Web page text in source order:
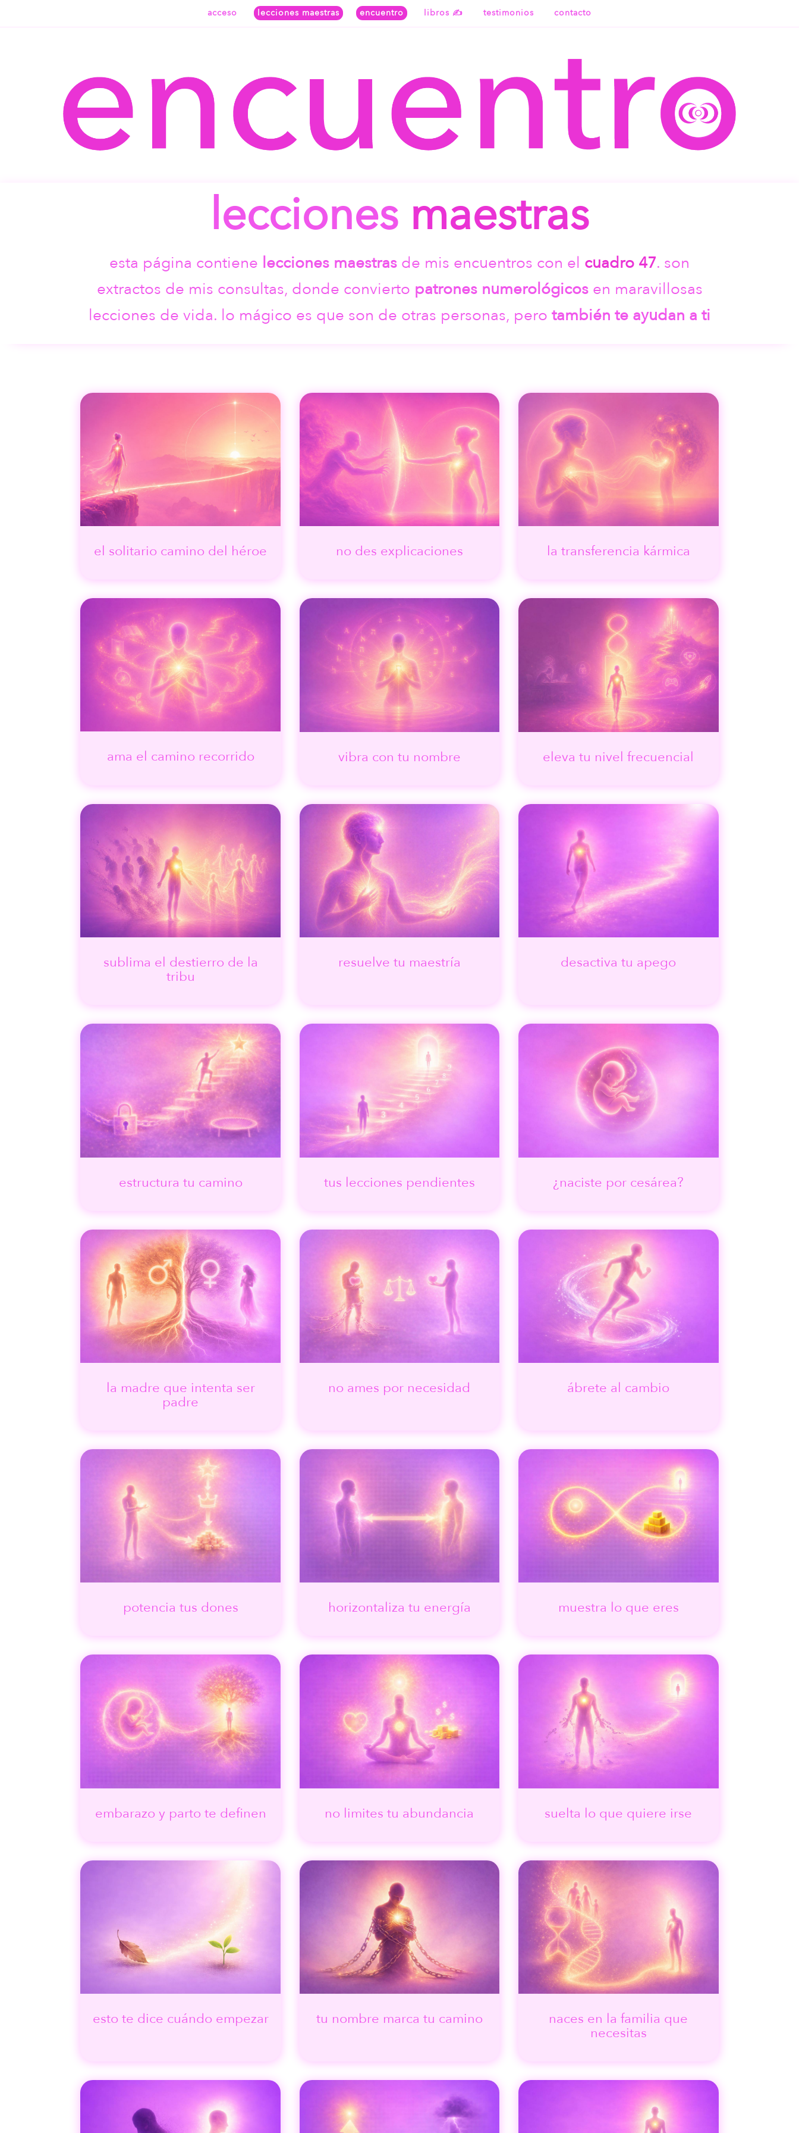
acceso lecciones maestras encuentro libros ✍ testimonios contacto
lecciones maestras
esta página contiene lecciones maestras de mis encuentros con el cuadro 47. son
extractos de mis consultas, donde convierto patrones numerológicosen maravillosas
lecciones de vida. lo mágico es que son de otras personas, pero también te ayudan a ti
el solitario camino del héroe no des explicaciones la transferencia kármica
ama el camino recorrido vibra con tu nombre eleva tu nivel frecuencial
sublima el destierro de la
tribu
resuelve tu maestría desactiva tu apego
estructura tu camino tus lecciones pendientes ¿naciste por cesárea?
la madre que intenta ser
padre
no ames por necesidad ábrete al cambio
potencia tus dones horizontaliza tu energía muestra lo que eres
embarazo y parto te definen no limites tu abundancia suelta lo que quiere irse
esto te dice cuándo empezar tu nombre marca tu camino
naces en la familia que
necesitas